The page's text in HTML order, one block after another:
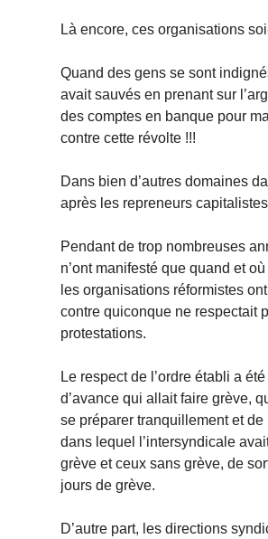
Là encore, ces organisations
Quand des gens se sont
avait sauvés en prenant sur
des comptes en banque pour
contre cette révolte !!!
Dans bien d’autres domaines
après les repreneurs
Pendant de trop nombreuses
n’ont manifesté que quand et
les organisations réformistes
contre quiconque ne respectait
protestations.
Le respect de l’ordre établi a
d’avance qui allait faire grève,
se préparer tranquillement et
dans lequel l’intersyndicale
grève et ceux sans grève, de
jours de grève.
D’autre part, les directions